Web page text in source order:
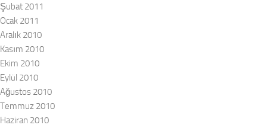
Şubat 2011
Ocak 2011
Aralık 2010
Kasım 2010
Ekim 2010
Eylül 2010
Ağustos 2010
Temmuz 2010
Haziran 2010